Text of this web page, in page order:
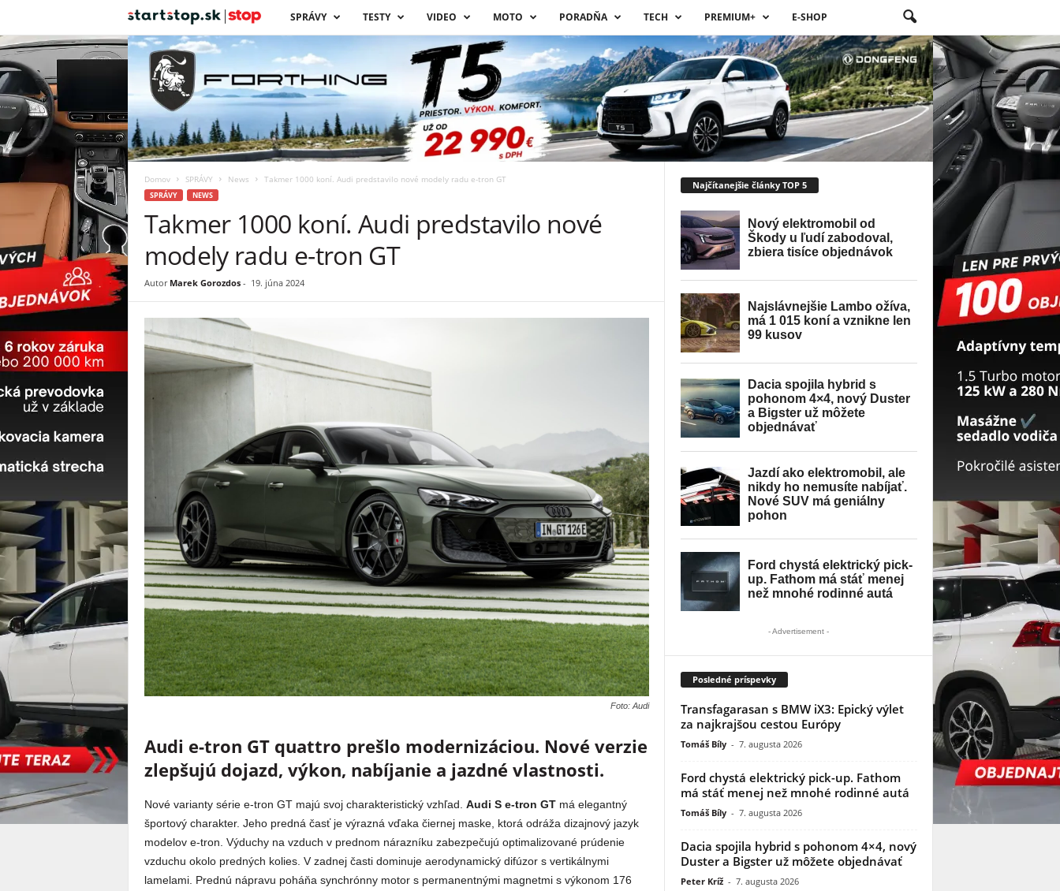
a
r
t
t
o
SPRÁVY TESTY VIDEO MOTO PORADŇA TECH PREMIUM+ E-SHOP
Domov SPRÁVY News Takmer 1000 koní. Audi predstavilo nové modely radu e-tron GT
SPRÁVY NEWS
Takmer 1000 koní. Audi predstavilo nové
modely radu e-tron GT
Autor Marek Gorozdos- 19. júna 2024
Foto: Audi
Audi e-tron GT quattro prešlo modernizáciou. Nové verzie
zlepšujú dojazd, výkon, nabíjanie a jazdné vlastnosti.
Nové varianty série e-tron GT majú svoj charakteristický vzhľad. Audi S e-tron GTmá elegantný
športový charakter. Jeho predná časť je výrazná vďaka čiernej maske, ktorá odráža dizajnový jazyk
modelov e-tron. Výduchy na vzduch v prednom nárazníku zabezpečujú optimalizované prúdenie
vzduchu okolo predných kolies. V zadnej časti dominuje aerodynamický difúzor s vertikálnymi
lamelami. Prednú nápravu poháňa synchrónny motor s permanentnými magnetmi s výkonom 176
Najčítanejšie články TOP 5
- Advertisement -
Posledné príspevky
Transfagarasan s BMW iX3: Epický výlet
za najkrajšou cestou Európy
Tomáš Bíly - 7. augusta 2026
Ford chystá elektrický pick-up. Fathom
má stáť menej než mnohé rodinné autá
Tomáš Bíly - 7. augusta 2026
Dacia spojila hybrid s pohonom 4×4, nový
Duster a Bigster už môžete objednávať
Peter Kríž - 7. augusta 2026